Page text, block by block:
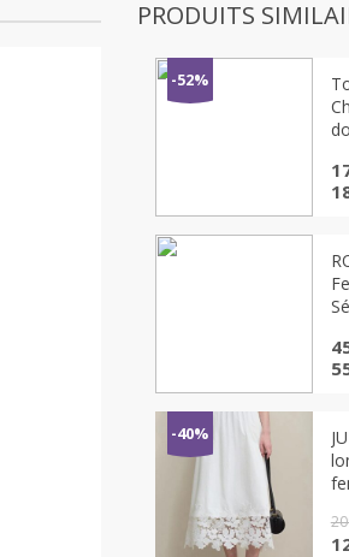
PRODUITS
-52%
-40%
Le